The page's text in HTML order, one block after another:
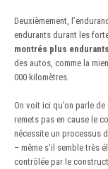
Deuxièmement,
endurants durant les
montrés plus
des autos, comme la
000 kilomètres.
On voit ici qu’on parle
remets pas en cause le
nécessite un processus
– même s’il semble très
contrôlée par le